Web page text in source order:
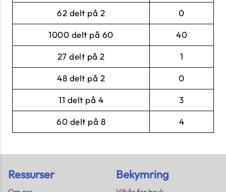
62 delt på 2 0
1000 delt på 60 40
27 delt på 2 1
48 delt på 2 0
11 delt på 4 3
60 delt på 8 4
Ressurser Bekymring